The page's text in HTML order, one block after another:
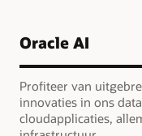
Oracle AI
Profiteer van
innovaties in ons
cloudapplicaties,